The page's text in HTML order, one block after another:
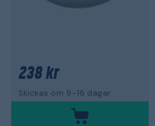
238 kr
Skickas om 9-16 dagar